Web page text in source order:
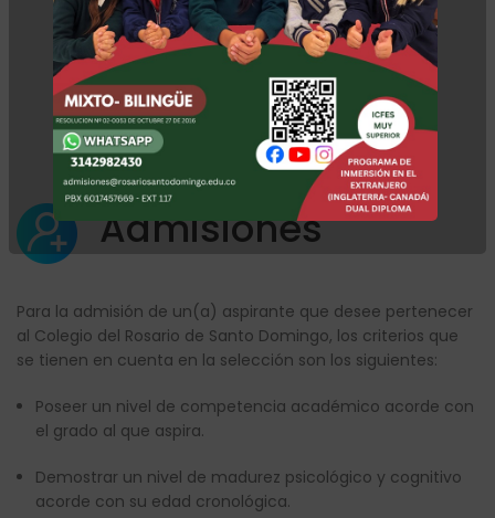
Requisitos institucionales
Admisiones
Para la admisión de un(a) aspirante que desee pertenecer
al Colegio del Rosario de Santo Domingo, los criterios que
se tienen en cuenta en la selección son los siguientes:
Poseer un nivel de competencia académico acorde con
el grado al que aspira.
Demostrar un nivel de madurez psicológico y cognitivo
acorde con su edad cronológica.